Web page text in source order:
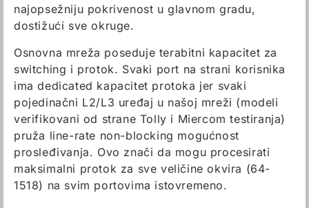
najopsežniju pokrivenost u glavnom gradu,
dostižući sve okruge.
Osnovna mreža poseduje terabitni kapacitet za
switching i protok. Svaki port na strani korisnika
ima dedicated kapacitet protoka jer svaki
pojedinačni L2/L3 uređaj u našoj mreži (modeli
verifikovani od strane Tolly i Miercom testiranja)
pruža line-rate non-blocking mogućnost
prosleđivanja. Ovo znači da mogu procesirati
maksimalni protok za sve veličine okvira (64-
1518) na svim portovima istovremeno.